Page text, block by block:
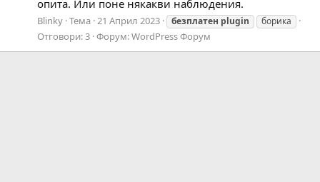
опита. Или поне някакви наблюдения.
Blinky Тема 21 Април 2023 безплатен plugin борика
Отговори: 3 Форум:WordPress Форум